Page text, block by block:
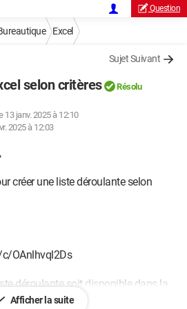
Question
Excel
Sujet Suivant
selon critères Résolu
13 janv. 2025 à 12:10
2025 à 12:03
créer une liste déroulante selon
OAnlhvql2Ds
déroulante soit disponible dans la
de l'onglet "scannage". Seulement je
Afficher la suite